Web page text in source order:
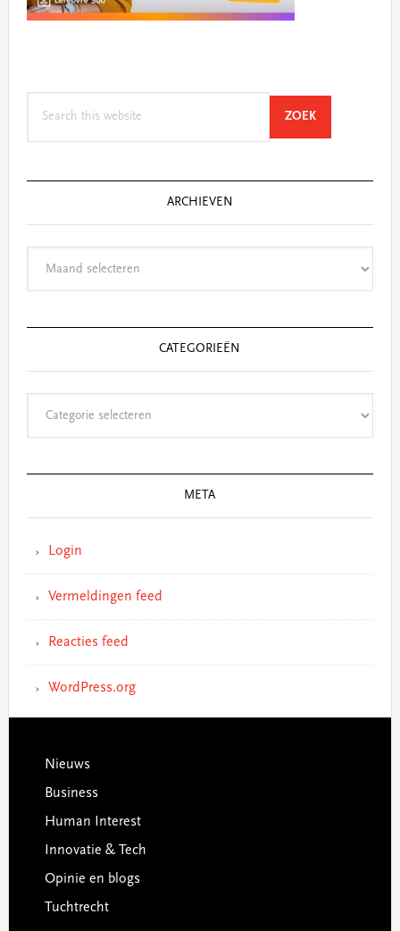
ZOEKSEARCH
ARCHIEVEN
CATEGORIEËN
META
Login
Vermeldingen feed
Reacties feed
WordPress.org
Footer
Nieuws
Business
Human Interest
Innovatie & Tech
Opinie en blogs
Tuchtrecht